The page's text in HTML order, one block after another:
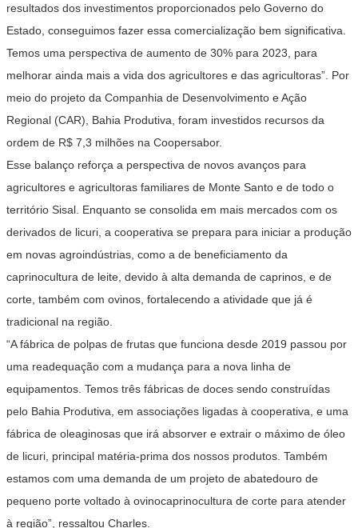
resultados dos investimentos proporcionados pelo Governo do
Estado, conseguimos fazer essa comercialização bem significativa.
Temos uma perspectiva de aumento de 30% para 2023, para
melhorar ainda mais a vida dos agricultores e das agricultoras”. Por
meio do projeto da Companhia de Desenvolvimento e Ação
Regional (CAR), Bahia Produtiva, foram investidos recursos da
ordem de R$ 7,3 milhões na Coopersabor.
Esse balanço reforça a perspectiva de novos avanços para
agricultores e agricultoras familiares de Monte Santo e de todo o
território Sisal. Enquanto se consolida em mais mercados com os
derivados de licuri, a cooperativa se prepara para iniciar a produção
em novas agroindústrias, como a de beneficiamento da
caprinocultura de leite, devido à alta demanda de caprinos, e de
corte, também com ovinos, fortalecendo a atividade que já é
tradicional na região.
“A fábrica de polpas de frutas que funciona desde 2019 passou por
uma readequação com a mudança para a nova linha de
equipamentos. Temos três fábricas de doces sendo construídas
pelo Bahia Produtiva, em associações ligadas à cooperativa, e uma
fábrica de oleaginosas que irá absorver e extrair o máximo de óleo
de licuri, principal matéria-prima dos nossos produtos. Também
estamos com uma demanda de um projeto de abatedouro de
pequeno porte voltado à ovinocaprinocultura de corte para atender
à região”, ressaltou Charles.